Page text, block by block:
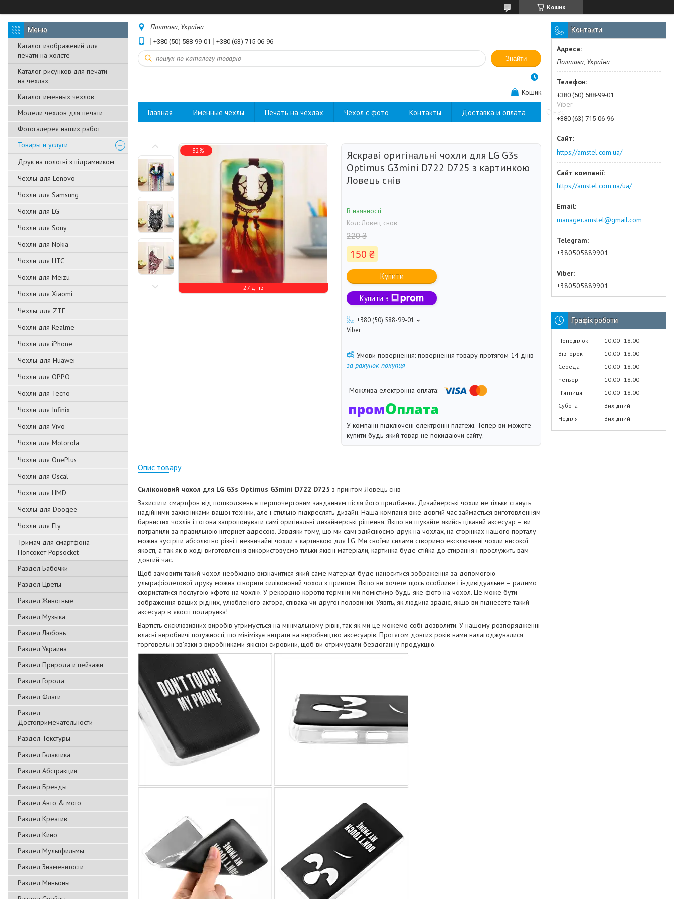
Кошик
Каталог изображений для
печати на холсте
Каталог рисунков для печати
на чехлах
Каталог именных чехлов
Модели чехлов для печати
Фотогалерея наших работ
Товары и услуги
Друк на полотні з підрамником
Чехлы для Lenovo
Чохли для Samsung
Чохли для LG
Чохли для Sony
Чохли для Nokia
Чохли для HTC
Чохли для Meizu
Чохли для Xiaomi
Чехлы для ZTE
Чохли для Realme
Чохли для iPhone
Чехлы для Huawei
Чохли для OPPO
Чохли для Tecno
Чохли для Infinix
Чохли для Vivo
Чохли для Motorola
Чохли для OnePlus
Чохли для Oscal
Чохли для HMD
Чехлы для Doogee
Чохли для Fly
Тримач для смартфона
Попсокет Popsocket
Раздел Бабочки
Раздел Цветы
Раздел Животные
Раздел Музыка
Раздел Любовь
Раздел Украина
Раздел Природа и пейзажи
Раздел Города
Раздел Флаги
Раздел
Достопримечательности
Раздел Текстуры
Раздел Галактика
Раздел Абстракции
Раздел Бренды
Раздел Авто & мото
Раздел Креатив
Раздел Кино
Раздел Мультфильмы
Раздел Знаменитости
Раздел Миньоны
Полтава, Україна
+380 (50) 588-99-01 +380 (63) 715-06-96
Знайти
Кошик
Главная Именные чехлы Печать на чехлах Чехол с фото Контакты Доставка и оплата О нас
–32%
27 днів
Яскраві оригінальні чохли для LG G3s
Optimus G3mini D722 D725 з картинкою
Ловець снів
В наявності
Код:Ловец снов
220 ₴
150 ₴
Купити
Купити з
+380 (50) 588-99-01
Viber
повернення товару протягом 14 днів
за рахунок покупця
У компанії підключені електронні платежі. Тепер ви можете
купити будь-який товар не покидаючи сайту.
Опис товару
Силіконовий чохол для LG G3s Optimus G3mini D722 D725 з принтом Ловець снів
Захистити смартфон від пошкоджень є першочерговим завданням після його придбання. Дизайнерські чохли не тільки стануть
надійними захисниками вашої техніки, але і стильно підкреслять дизайн. Наша компанія вже довгий час займається виготовленням
барвистих чохлів і готова запропонувати самі оригінальні дизайнерські рішення. Якщо ви шукайте якийсь цікавий аксесуар – ви
потрапили за правильною інтернет адресою. Завдяки тому, що ми самі здійснюємо друк на чохлах, на сторінках нашого порталу
можна зустріти абсолютно різні і незвичайні чохли з картинкою для LG. Ми своїми силами створимо ексклюзивні чохли високої
якості, а так як в ході виготовлення використовуємо тільки якісні матеріали, картинка буде стійка до стирання і прослужить вам
довгий час.
Щоб замовити такий чохол необхідно визначитися який саме матеріал буде наноситися зображення за допомогою
ультрафіолетової друку можна створити силіконовий чохол з принтом. Якщо ви хочете щось особливе і індивідуальне – радимо
скористатися послугою «фото на чохлі». У рекордно короткі терміни ми помістимо будь-яке фото на чохол. Це може бути
зображення ваших рідних, улюбленого актора, співака чи другої половинки. Уявіть, як людина зрадіє, якщо ви піднесете такий
аксесуар в якості подарунка!
Вартість ексклюзивних виробів утримується на мінімальному рівні, так як ми це можемо собі дозволити. У нашому розпорядженні
власні виробничі потужності, що мінімізує витрати на виробництво аксесуарів. Протягом довгих років нами налагоджувалися
торговельні зв'язки з виробниками якісної сировини, щоб ви отримували бездоганну продукцію.
Контакти
Полтава, Україна
+380 (50) 588-99-01
Viber
+380 (63) 715-06-96
https://amstel.com.ua/
https://amstel.com.ua/ua/
manager.amstel@gmail.com
+380505889901
+380505889901
Графік роботи
Понеділок 10:00 18:00
Вівторок
10:00 18:00
Середа
10:00 18:00
Четвер
10:00 18:00
Пʼятниця
10:00 18:00
Субота
Вихідний
Неділя
Вихідний